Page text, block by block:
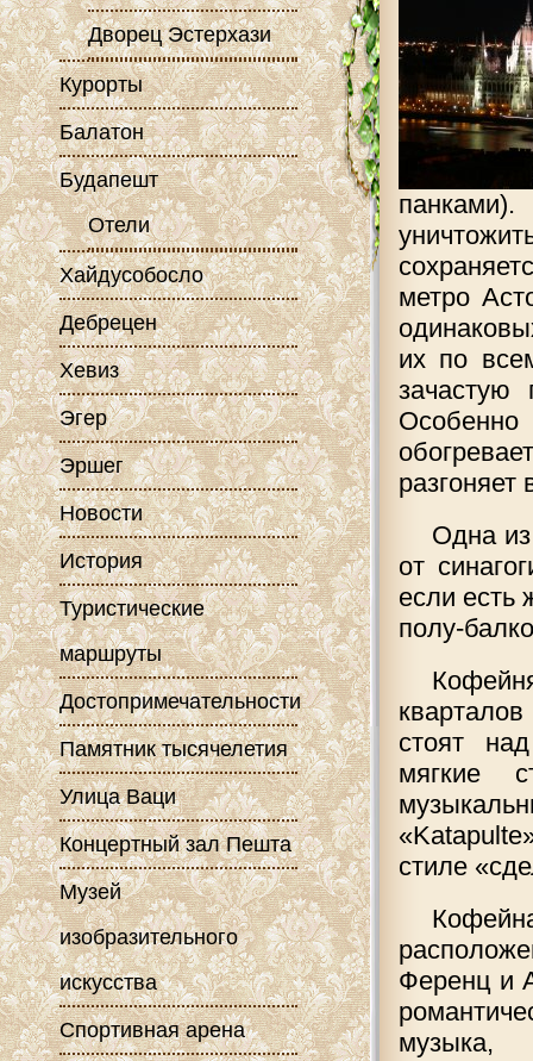
метро
их по
зачастую
Особенно
разгоняет
Одна
от
если есть
полу-
стоят
мягкие
стиле
Ференц и
музыка,
Дворец Эстерхази
Курорты
Балатон
Будапешт
Отели
Хайдусобосло
Дебрецен
Хевиз
Эгер
Эршег
Новости
История
Туристические
маршруты
Достопримечательности
Памятник тысячелетия
Улица Ваци
Концертный зал Пешта
Музей
изобразительного
искусства
Спортивная арена